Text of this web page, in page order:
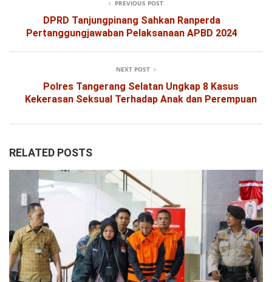
PREVIOUS POST
DPRD Tanjungpinang Sahkan Ranperda
Pertanggungjawaban Pelaksanaan APBD 2024
NEXT POST
Polres Tangerang Selatan Ungkap 8 Kasus
Kekerasan Seksual Terhadap Anak dan Perempuan
RELATED POSTS